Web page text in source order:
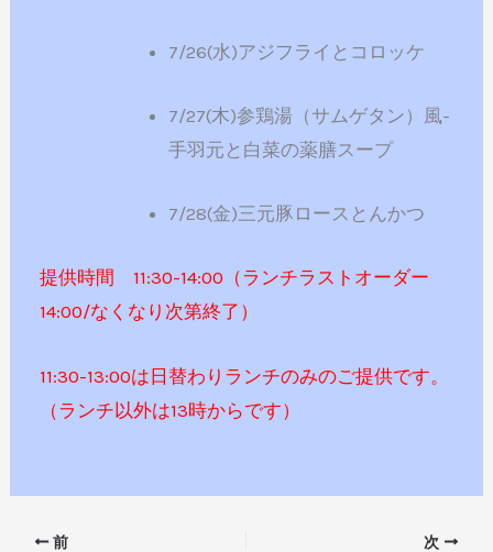
7/26(水)アジフライとコロッケ
7/27(木)参鶏湯（サムゲタン）風-
手羽元と白菜の薬膳スープ
7/28(金)三元豚ロースとんかつ
提供時間 11:30-14:00（ランチラストオーダー
14:00/なくなり次第終了）
11:30-13:00は日替わりランチのみのご提供です。
（ランチ以外は13時からです）
前 次